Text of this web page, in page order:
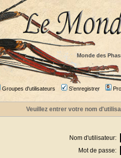
Monde des
Groupes d'utilisateurs S'enregistrer
Veuillez entrer votre nom
Nom d'utilisateur:
Mot de passe: